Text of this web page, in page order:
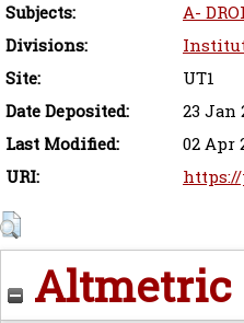
Subjects:
A-
Divisions:
Site:
UT1
Date Deposited:
23 Jan
Last Modified:
02 Apr
URI:
Altmetric